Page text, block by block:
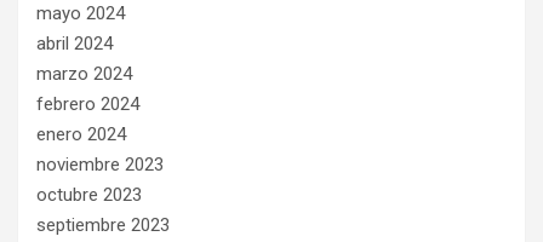
mayo 2024
abril 2024
marzo 2024
febrero 2024
enero 2024
noviembre 2023
octubre 2023
septiembre 2023